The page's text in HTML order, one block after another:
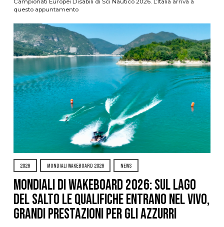
Campionati Europei Disabili di Sci Nautico 2026. L’Italia arriva a
questo appuntamento
2026 MONDIALI WAKEBOARD 2026 NEWS
Mondiali di Wakeboard 2026: sul Lago
del Salto le qualifiche entrano nel vivo,
grandi prestazioni per gli azzurri